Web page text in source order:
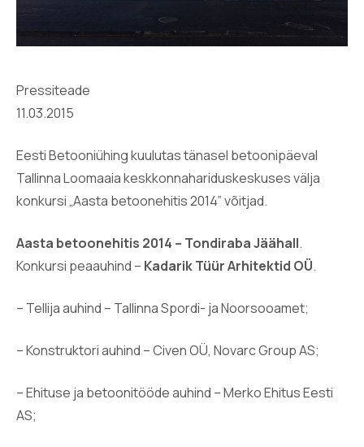
Pressiteade
11.03.2015
Eesti Betooniühing kuulutas tänasel betoonipäeval
Tallinna Loomaaia keskkonnahariduskeskuses välja
konkursi „Aasta betoonehitis 2014” võitjad.
Aasta betoonehitis 2014 – Tondiraba Jäähall.
Konkursi peaauhind – Kadarik Tüür Arhitektid OÜ.
– Tellija auhind – Tallinna Spordi- ja Noorsooamet;
– Konstruktori auhind – Civen OÜ, Novarc Group AS;
– Ehituse ja betoonitööde auhind – Merko Ehitus Eesti
AS;